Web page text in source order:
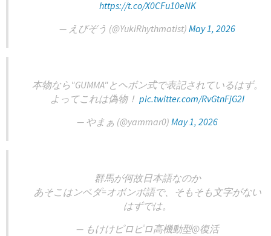
https://t.co/X0CFu10eNK
— えびぞう (@YukiRhythmatist) May 1, 2026
本物なら"GUMMA"とヘボン式で表記されているはず。
よってこれは偽物！ pic.twitter.com/RvGtnFjG2I
— やまぁ (@yammar0) May 1, 2026
群馬が何故日本語なのか
あそこはンベダ=オボンボ語で、そもそも文字がない
はずでは。
— もけけピロピロ高機動型@復活